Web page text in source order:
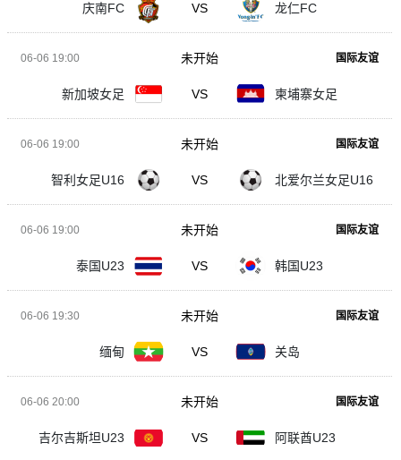
庆南FC VS 龙仁FC
06-06 19:00 国际友谊
新加坡女足 VS 柬埔寨女足
未开始
06-06 19:00 国际友谊
智利女足U16 VS 北爱尔兰女足U16
未开始
06-06 19:00 国际友谊
泰国U23 VS 韩国U23
未开始
06-06 19:30 国际友谊
缅甸 VS 关岛
未开始
06-06 20:00 国际友谊
吉尔吉斯坦U23 VS 阿联酋U23
未开始